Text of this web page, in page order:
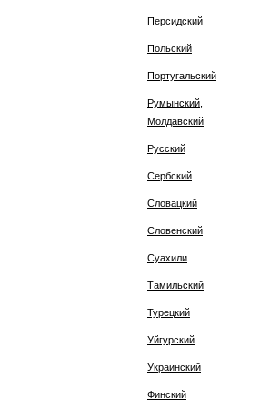
Персидский
Польский
Португальский
Румынский,
Молдавский
Русский
Сербский
Словацкий
Словенский
Суахили
Тамильский
Турецкий
Уйгурский
Украинский
Финский